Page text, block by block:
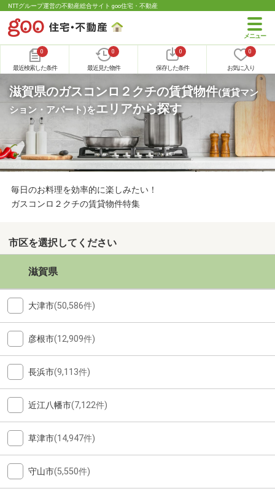
NTTグループ運営の不動産総合サイト goo住宅・不動産
0
最近検索した条件
0
最近見た物件
0
保存した条件
0
お気に入り
滋賀県のガスコンロ２クチの賃貸物件(賃貸マン
ション・アパート)をエリアから探す
毎日のお料理を効率的に楽しみたい！
ガスコンロ２クチの賃貸物件特集
市区を選択してください
滋賀県
大津市(50,586件)
彦根市(12,909件)
長浜市(9,113件)
近江八幡市(7,122件)
草津市(14,947件)
守山市(5,550件)